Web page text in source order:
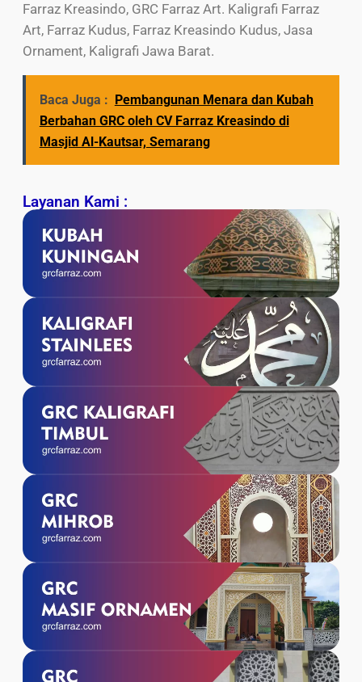
Farraz Kreasindo, GRC Farraz Art. Kaligrafi Farraz
Art, Farraz Kudus, Farraz Kreasindo Kudus, Jasa
Ornament, Kaligrafi Jawa Barat.
Baca Juga : Pembangunan Menara dan Kubah
Berbahan GRC oleh CV Farraz Kreasindo di
Masjid Al-Kautsar, Semarang
Layanan Kami :